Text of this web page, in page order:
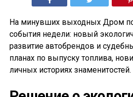
На минувших выходных Дром
события недели: новый
развитие автобрендов и
планах по выпуску топлива,
личных историях знаменитостей.